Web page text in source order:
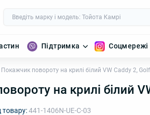
Підтримка Соцмережі
Покажчик повороту на крилі білий VW Caddy 2,
на крилі білий
товару:441-1406N-UE-C-03